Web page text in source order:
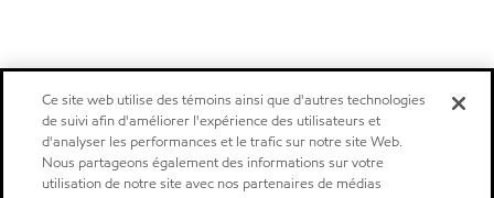
Ce site web utilise des témoins ainsi que d'autres technologies
de suivi afin d'améliorer l'expérience des utilisateurs et
d'analyser les performances et le trafic sur notre site Web.
Nous partageons également des informations sur votre
utilisation de notre site avec nos partenaires de médias